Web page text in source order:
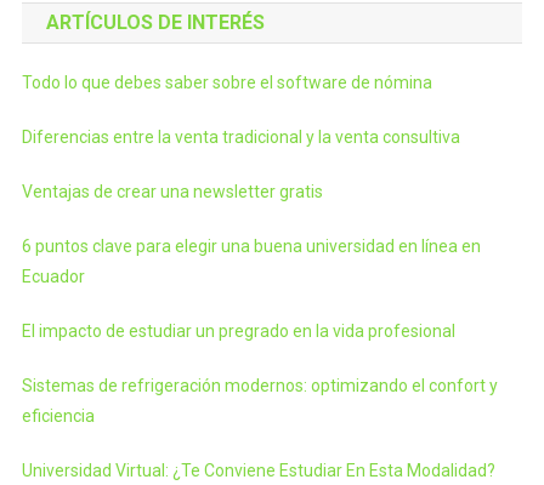
ARTÍCULOS DE INTERÉS
Todo lo que debes saber sobre el software de nómina
Diferencias entre la venta tradicional y la venta consultiva
Ventajas de crear una newsletter gratis
6 puntos clave para elegir una buena universidad en línea en
Ecuador
El impacto de estudiar un pregrado en la vida profesional
Sistemas de refrigeración modernos: optimizando el confort y
eficiencia
Universidad Virtual: ¿Te Conviene Estudiar En Esta Modalidad?